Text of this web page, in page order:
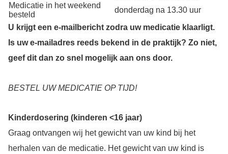
Medicatie in het weekend
besteld
donderdag na 13.30 uur
U krijgt een e-mailbericht zodra uw medicatie klaarligt.
Is uw e-mailadres reeds bekend in de praktijk? Zo niet,
geef dit dan zo snel mogelijk aan ons door.
BESTEL UW MEDICATIE OP TIJD!
Kinderdosering (kinderen <16 jaar)
Graag ontvangen wij het gewicht van uw kind bij het
herhalen van de medicatie. Het gewicht van uw kind is